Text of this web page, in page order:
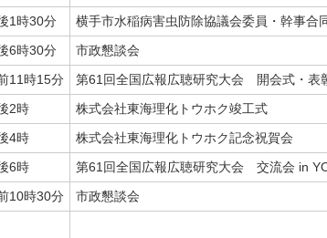
1時30分 横手市水稲病害虫防除協議会委員・幹事合
6時30分 市政懇談会
11時15分 第61回全国広報広聴研究大会 開会式・表
2時 株式会社東海理化トウホク竣工式
4時 株式会社東海理化トウホク記念祝賀会
6時 第61回全国広報広聴研究大会 交流会 in
10時30分 市政懇談会